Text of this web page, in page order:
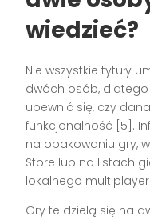
wiedzieć?
Nie wszystkie tytuły
dwóch osób,
upewnić się, czy
funkcjonalność [5] .
na opakowaniu gry,
Store lub na listach
lokalnego
Gry te dzielą się na